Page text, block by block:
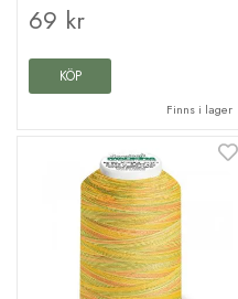
69 kr
KÖP
Finns i lager